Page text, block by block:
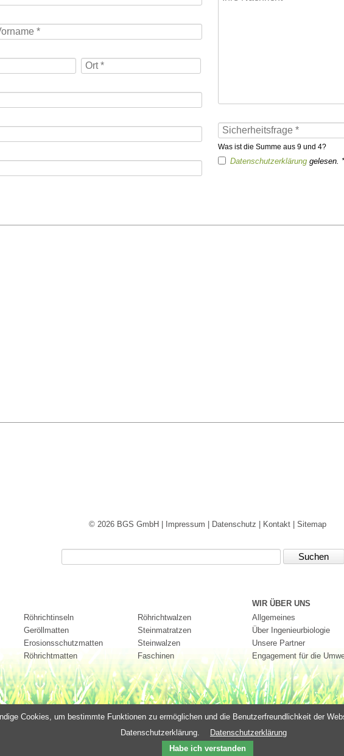
Was ist die Summe aus 9 und 4?
Datenschutzerklärunggelesen. *
© 2026 BGS GmbH | Impressum Datenschutz Kontakt Sitemap
Röhrichtinseln
Geröllmatten
Erosionsschutzmatten
Röhrichtmatten
Röhrichtwalzen
Steinmatratzen
Steinwalzen
Faschinen
WIR ÜBER UNS
Allgemeines
Über Ingenieurbiologie
Unsere Partner
Engagement für die
Cookies, um bestimmte Funktionen zu ermöglichen und die Benutzerfreundlichkeit der
Datenschutzerklärung.
Datenschutzerklärung
Habe ich verstanden